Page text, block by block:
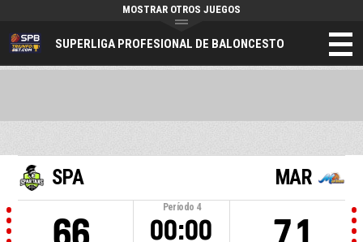
SUPERLIGA PROFESIONAL DE BALONCESTO
MOSTRAR OTROS JUEGOS
SPA
66
Período 4
00:00
MAR
71